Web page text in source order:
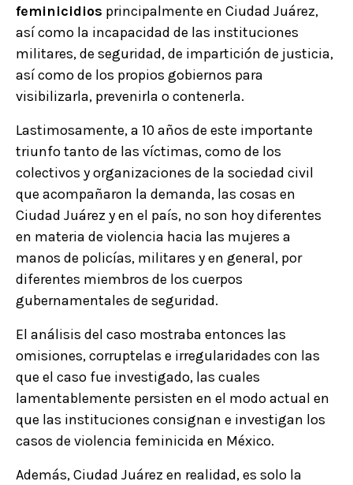
feminicidios principalmente en Ciudad Juárez,
así como la incapacidad de las instituciones
militares, de seguridad, de impartición de justicia,
así como de los propios gobiernos para
visibilizarla, prevenirla o contenerla.
Lastimosamente, a 10 años de este importante
triunfo tanto de las víctimas, como de los
colectivos y organizaciones de la sociedad civil
que acompañaron la demanda, las cosas en
Ciudad Juárez y en el país, no son hoy diferentes
en materia de violencia hacia las mujeres a
manos de policías, militares y en general, por
diferentes miembros de los cuerpos
gubernamentales de seguridad.
El análisis del caso mostraba entonces las
omisiones, corruptelas e irregularidades con las
que el caso fue investigado, las cuales
lamentablemente persisten en el modo actual en
que las instituciones consignan e investigan los
casos de violencia feminicida en México.
Además, Ciudad Juárez en realidad, es solo la